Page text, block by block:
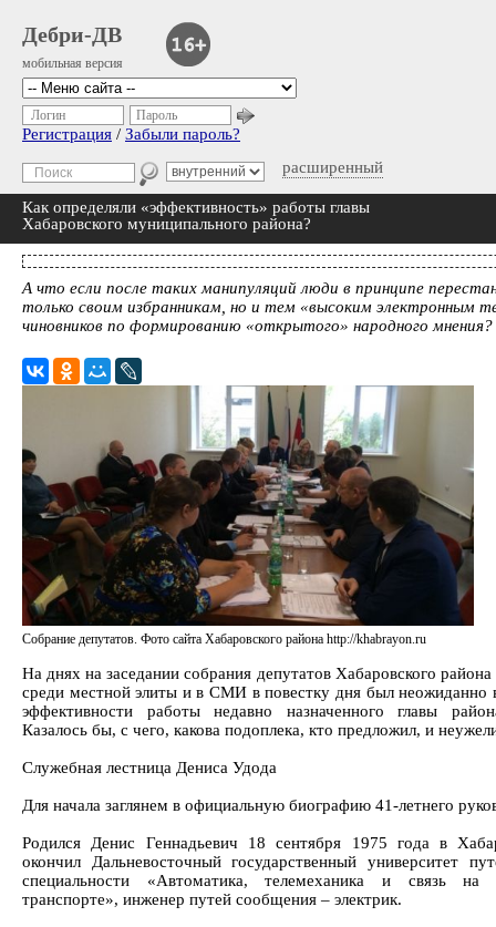
Дебри-ДВ
мобильная версия
расширенный
Логин Пароль
Регистрация / Забыли пароль?
Как определяли «эффективность» работы главы
Хабаровского муниципального района?
А что если после таких манипуляций люди в принципе
только своим избранникам, но и тем «высоким электронным
чиновников по формированию «открытого» народного мнения?
Собрание депутатов. Фото сайта Хабаровского района http://khabrayon.ru
На днях на заседании собрания депутатов Хабаровского
среди местной элиты и в СМИ в повестку дня был неожиданно
эффективности работы недавно назначенного главы
Казалось бы, с чего, какова подоплека, кто предложил, и
Служебная лестница Дениса Удода
Для начала заглянем в официальную биографию 41-летнего
Родился Денис Геннадьевич 18 сентября 1975 года в
окончил Дальневосточный государственный университет
специальности «Автоматика, телемеханика и связь на
транспорте», инженер путей сообщения – электрик.